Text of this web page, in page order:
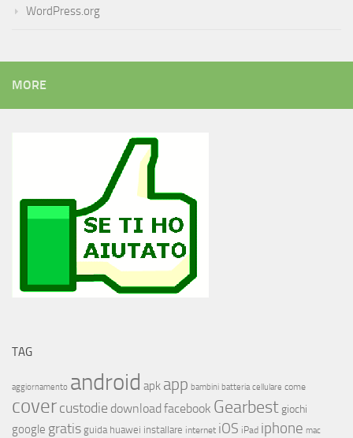
WordPress.org
MORE
TAG
aggiornamento android apk app bambini batteria cellulare come
covercustodie download facebook Gearbest giochi
google gratis guida huawei installare internet iOS iPad iphone mac